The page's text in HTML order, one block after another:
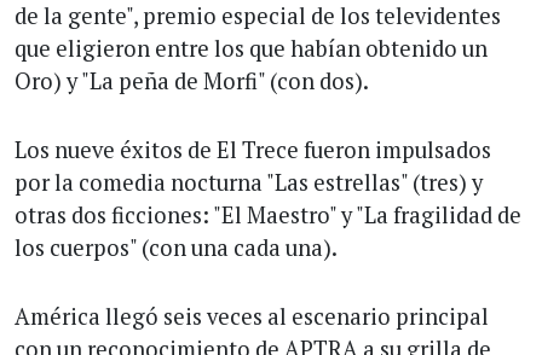
de la gente", premio especial de los televidentes
que eligieron entre los que habían obtenido un
Oro) y "La peña de Morfi" (con dos).
Los nueve éxitos de El Trece fueron impulsados
por la comedia nocturna "Las estrellas" (tres) y
otras dos ficciones: "El Maestro" y "La fragilidad de
los cuerpos" (con una cada una).
América llegó seis veces al escenario principal